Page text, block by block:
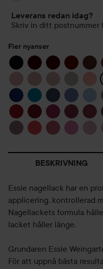
Leverans redan idag?
Skriv in ditt postnummer
Fler nyanser
BESKRIVNING
Essie nagellack har en
applicering, kontrollerad
Nagellackets formula
lacket håller länge.
Grundaren Essie
För att uppnå bästa